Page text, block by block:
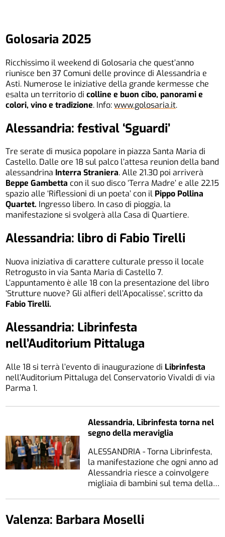
Golosaria 2025
Ricchissimo il weekend di Golosaria che quest’anno
riunisce ben 37 Comuni delle province di Alessandria e
Asti. Numerose le iniziative della grande kermesse che
esalta un territorio dicolline e buon cibo, panorami e
colori, vino e tradizione. Info:www.golosaria.it.
Alessandria: festival ‘Sguardi’
Tre serate di musica popolare in piazza Santa Maria di
Castello. Dalle ore 18 sul palco l’attesa reunion della band
alessandrina Interra Straniera. Alle 21.30 poi arriverà
Beppe Gambetta con il suo disco ‘Terra Madre’ e alle 22.15
spazio alle ‘Riflessioni di un poeta’ con il Pippo Pollina
Quartet. Ingresso libero. In caso di pioggia, la
manifestazione si svolgerà alla Casa di Quartiere.
Alessandria: libro di Fabio Tirelli
Nuova iniziativa di carattere culturale presso il locale
Retrogusto in via Santa Maria di Castello 7.
L’appuntamento è alle 18 con la presentazione del libro
‘Strutture nuove? Gli alfieri dell’Apocalisse’, scritto da
Fabio Tirelli.
Alessandria: Librinfesta
nell’Auditorium Pittaluga
Alle 18 si terrà l’evento di inaugurazione di Librinfesta
nell’Auditorium Pittaluga del Conservatorio Vivaldi di via
Parma 1.
Alessandria, Librinfesta torna nel
segno della meraviglia
ALESSANDRIA - Torna Librinfesta,
la manifestazione che ogni anno ad
Alessandria riesce a coinvolgere
migliaia di bambini sul tema della…
Valenza: Barbara Moselli